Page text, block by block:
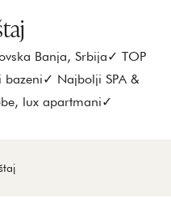
Banja, Srbija✓ TOP
Najbolji SPA &
lux apartmani✓